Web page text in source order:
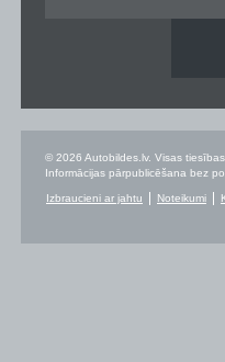
© 2026 Autobildes.lv. Visas
Informācijas pārpublicēšana bez
Izbraucieni ar jahtu Noteikumi